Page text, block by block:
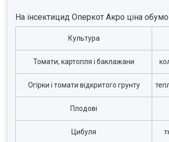
На інсектицид Оперкот Акро ціна
Культура
Томати, картопля і баклажани
Огірки і томати відкритого грунту
Плодові
Цибуля